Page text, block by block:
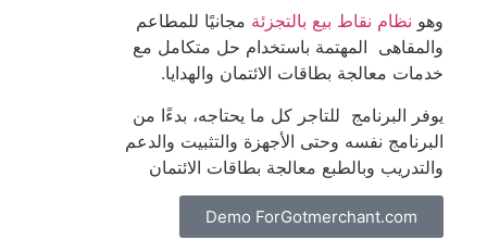
وهونظام نقاط بيع بالتجزئةمجانيًا للمطاعم
والمقاهى المهتمة باستخدام حل متكامل مع
خدمات معالجة بطاقات الائتمان والهدايا.
يوفر البرنامج للتاجر كل ما يحتاجه، بدءًا من
البرنامج نفسه وحتى الأجهزة والتثبيت والدعم
والتدريب وبالطبع معالجة بطاقات الائتمان
Demo ForGotmerchant.com